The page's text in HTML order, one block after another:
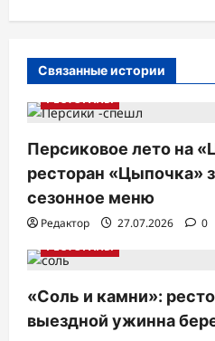
а
я
о
з
а
и
с
я
Связанные истории
РЕСТОРАНЫ
Персиковое лето на
ресторан «Цыпочка»
сезонное меню
Редактор 27.07.2026
0
РЕСТОРАНЫ
«Соль и камни»:
выездной ужинна